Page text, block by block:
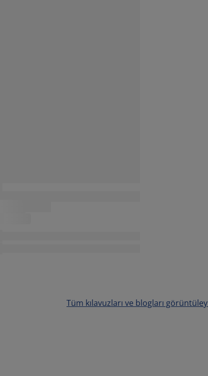
Tüm kılavuzları ve blogları